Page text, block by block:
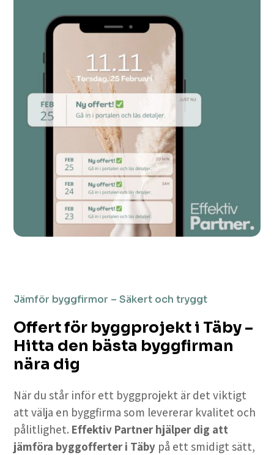
Jämför byggfirmor – Säkert och tryggt
Offert för byggprojekt i Täby –
Hitta den bästa byggfirman
nära dig
När du står inför ett byggprojekt är det viktigt
att välja en byggfirma som levererar kvalitet och
pålitlighet. Effektiv Partner hjälper dig att
jämföra byggofferter i Täby på ett smidigt sätt,